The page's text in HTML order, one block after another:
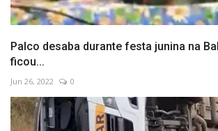
Palco desaba durante festa junina na
ficou...
Jun 26, 2022 0